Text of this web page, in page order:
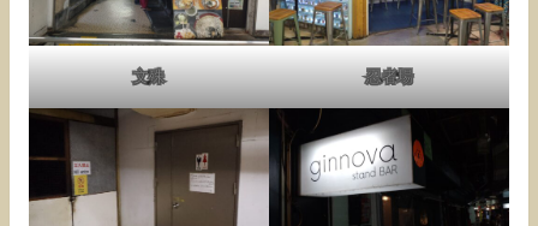
文殊 忍者場